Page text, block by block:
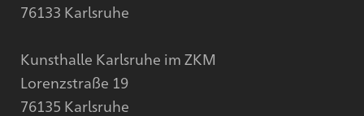
76133 Karlsruhe
Kunsthalle Karlsruhe im ZKM
Lorenzstraße 19
76135 Karlsruhe